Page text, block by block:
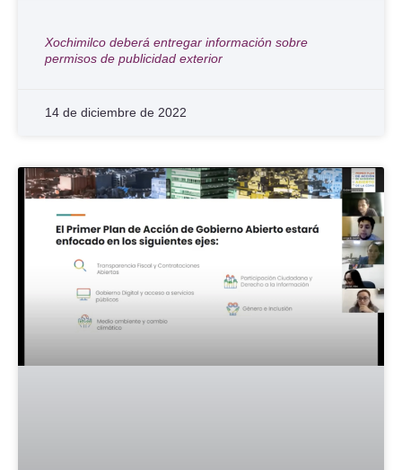
Xochimilco deberá entregar información sobre
permisos de publicidad exterior
14 de diciembre de 2022